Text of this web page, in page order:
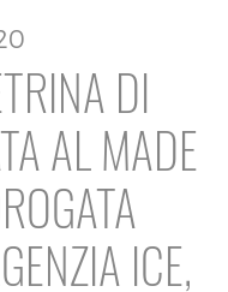
DI
AL MADE
ICE,